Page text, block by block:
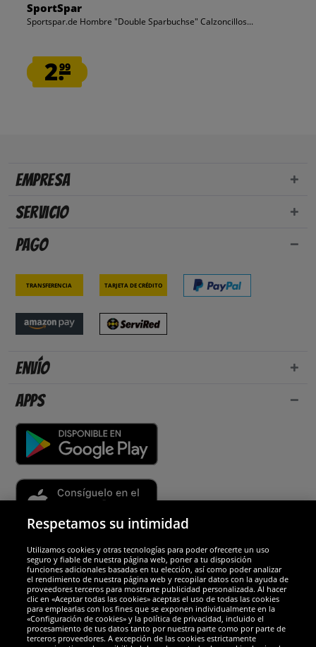
SportSpar
Sportspar.de Hombre "Double Sparbuchse" Calzoncillos...
2.99
Empresa
Servicio
Pago
Transferencia Tarjeta de crédito
Envío
Apps
Socios y seguridad
Galardones
Respetamos su intimidad
Utilizamos cookies y otras tecnologías para poder ofrecerte un uso
seguro y fiable de nuestra página web, poner a tu disposición
funciones adicionales basadas en tu elección, así como poder analizar
el rendimiento de nuestra página web y recopilar datos con la ayuda de
proveedores terceros para mostrarte publicidad personalizada. Al hacer
clic en «Aceptar todas las cookies» aceptas el uso de todas las cookies
para emplearlas con los fines que se exponen individualmente en la
«Configuración de cookies» y la política de privacidad, incluido el
procesamiento de tus datos tanto por nuestra parte como por parte de
terceros proveedores. A excepción de las cookies estrictamente